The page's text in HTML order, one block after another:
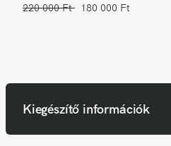
220 000 Ft 180 000 Ft
Kiegészítő információk